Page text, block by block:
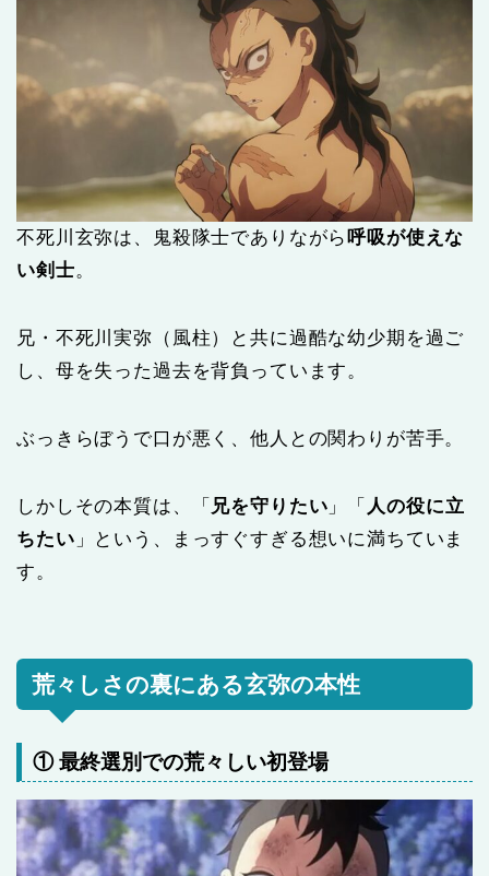
不死川玄弥は、鬼殺隊士でありながら呼吸が使えな
い剣士。
兄・不死川実弥（風柱）と共に過酷な幼少期を過ご
し、母を失った過去を背負っています。
ぶっきらぼうで口が悪く、他人との関わりが苦手。
しかしその本質は、「 兄を守りたい 」「 人の役に立
ちたい 」という、まっすぐすぎる想いに満ちていま
す。
荒々しさの裏にある玄弥の本性
① 最終選別での荒々しい初登場